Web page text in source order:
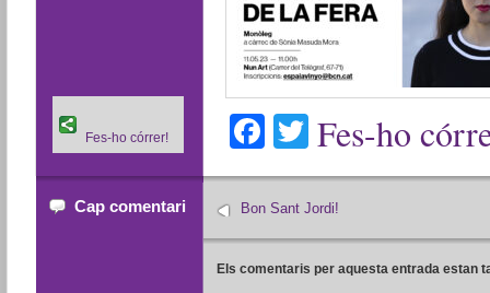
Facebook
Twitter
Fes-ho
Fes-ho córrer!
Cap comentari Bon Sant Jordi!
Els comentaris per aquesta entrada estan